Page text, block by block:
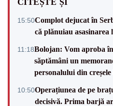
15:50Complot dejucat în
că plănuiau asasinarea
11:18Bolojan: Vom aproba
săptămâni un
personalului din
10:50Operațiunea de pe
decisivă. Prima barjă